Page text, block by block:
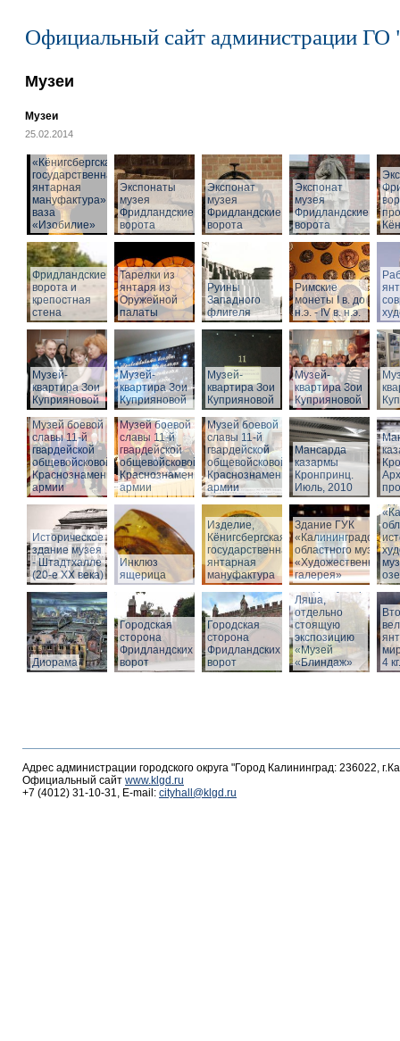
Официальный сайт администрации ГО
Музеи
Музеи
25.02.2014
«Кёнигсбергская
государственная
янтарная
мануфактура» -
ваза
«Изобилие»
Экспонаты
музея
Фридландские
ворота
Экспонат
музея
Фридландские
ворота
Экспонат
музея
Фридландские
ворота
Фридландские
ворота и
крепостная
стена
Тарелки из
янтаря из
Оружейной
палаты
Руины
Западного
флигеля
Римские
монеты I в. до
н.э. - IV в. н.э.
Музей-
квартира Зои
Куприяновой
Музей-
квартира Зои
Куприяновой
Музей-
квартира Зои
Куприяновой
Музей-
квартира Зои
Куприяновой
Музей боевой
славы 11-й
гвардейской
общевойсковой
Краснознаменной
армии
Музей боевой
славы 11-й
гвардейской
общевойсковой
Краснознаменной
армии
Музей боевой
славы 11-й
гвардейской
общевойсковой
Краснознаменной
армии
Мансарда
казармы
Кронпринц.
Июль, 2010
Историческое
здание музея
- Штадтхалле
(20-е XX века)
Инклюз
ящерица
Изделие,
Кёнигсбергская
государственная
янтарная
мануфактура
Здание ГУК
«Калининградского
областного музея
«Художественная
галерея»
Диорама
Городская
сторона
Фридландских
ворот
Городская
сторона
Фридландских
ворот
Вход в бункер
Ляша,
отдельно
стоящую
экспозицию
«Музей
«Блиндаж»
4
Адрес администрации городского округа "Город Калининград: 236022,
Официальный сайт www.klgd.ru
+7 (4012) 31-10-31, E-mail: cityhall@klgd.ru